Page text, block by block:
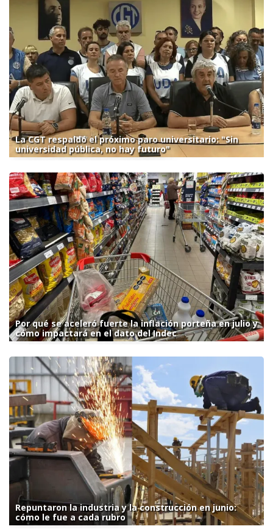
La CGT respaldó el próximo paro universitario: "Sin
universidad pública, no hay futuro"
Por qué se aceleró fuerte la inflación porteña en julio y
cómo impactará en el dato del Indec
Repuntaron la industria y la construcción en junio:
cómo le fue a cada rubro